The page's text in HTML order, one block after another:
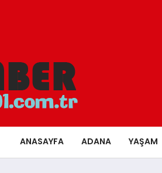
ANASAYFA ADANA YAŞAM